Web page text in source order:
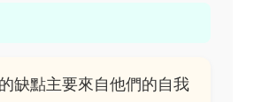
缺點主要來自他們的自我